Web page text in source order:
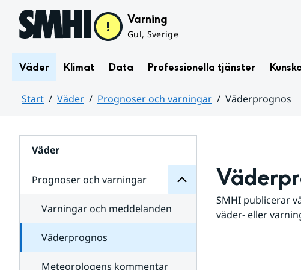
Hoppa till sidans innehåll Varning
Gul, Sverige
Väder Klimat Data Professionella tjänster
Start Väder Prognoser och varningar
Väderprognos
Väder
Prognoser och varningar
för
varningar
Varningar och meddelanden
Väderprognos
Meteorologens kommentar
SMHI publicerar
väder- eller